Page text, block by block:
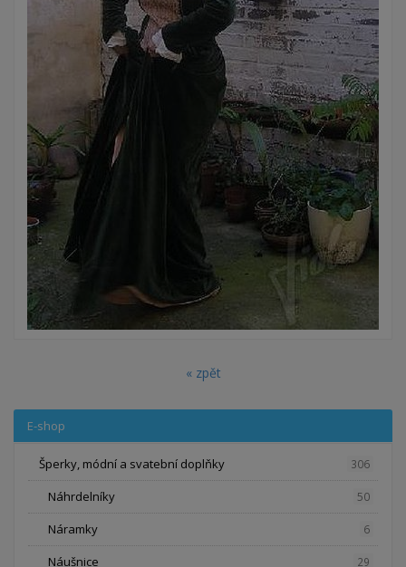
« zpět
E-shop
Šperky, módní a svatební doplňky 306
Náhrdelníky 50
Náramky 6
Náušnice 29